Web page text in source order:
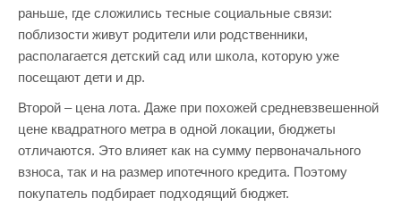
раньше, где сложились тесные социальные связи:
поблизости живут родители или родственники,
располагается детский сад или школа, которую уже
посещают дети и др.
Второй – цена лота. Даже при похожей средневзвешенной
цене квадратного метра в одной локации, бюджеты
отличаются. Это влияет как на сумму первоначального
взноса, так и на размер ипотечного кредита. Поэтому
покупатель подбирает подходящий бюджет.